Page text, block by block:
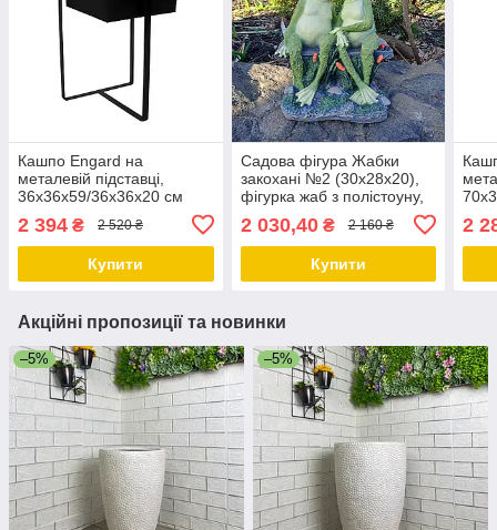
Кашпо Engard на
металевій підставці,
36х36х59/36х36х20 см
2 394 ₴ 2 520 ₴
Купити
Садова фігура Жабки
закохані №2 (30х28х20),
фігурка жаб з полістоуну,
декоративні фігурки для
саду
2 030,40₴ 2 160 ₴
Купити
2
Акційні пропозиції та новинки
–5% –5%